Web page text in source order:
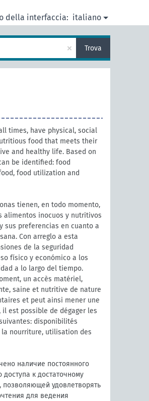
della interfaccia: italiano
× Trova
times, have physical, social
food that meets their
and healthy life. Based on
be identified: food
food utilization and
tienen, en todo momento,
alimentos inocuos y nutritivos
sus preferencias en cuanto a
Con arreglo a esta
de la seguridad
físico y económico a los
a lo largo del tiempo.
un accès matériel,
saine et nutritive de nature
et peut ainsi mener une
est possible de dégager les
disponibilités
nourriture, utilisation des
наличие постоянного
к достаточному
позволяющей удовлетворять
для ведения